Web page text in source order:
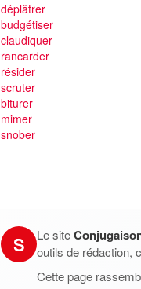
déplâtrer
budgétiser
claudiquer
rancarder
résider
scruter
biturer
mimer
snober
S Le site
outils de rédaction,
Cette page